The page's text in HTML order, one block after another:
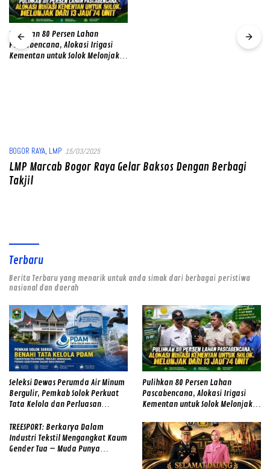
Pulihkan 80 Persen Lahan
Pascabencana, Alokasi Irigasi
Kementan untuk Solok Melonjak
BOGOR RAYA, LMP 15/03/2025
LMP Marcab Bogor Raya Gelar Baksos Dengan Berbagi
Takjil
Terbaru
Berita Terbaru yang menarik untuk anda simak dari berbagai peristiwa
nasional dan daerah
Seleksi Dewas Perumda Air Minum
Bergulir, Pemkab Solok Perkuat
Tata Kelola dan Perluasan
Pulihkan 80 Persen Lahan
Pascabencana, Alokasi Irigasi
Kementan untuk Solok Melonjak
TREESPORT: Berkarya Dalam
Industri Tekstil Mengangkat Kaum
Gender Tua – Muda Punya